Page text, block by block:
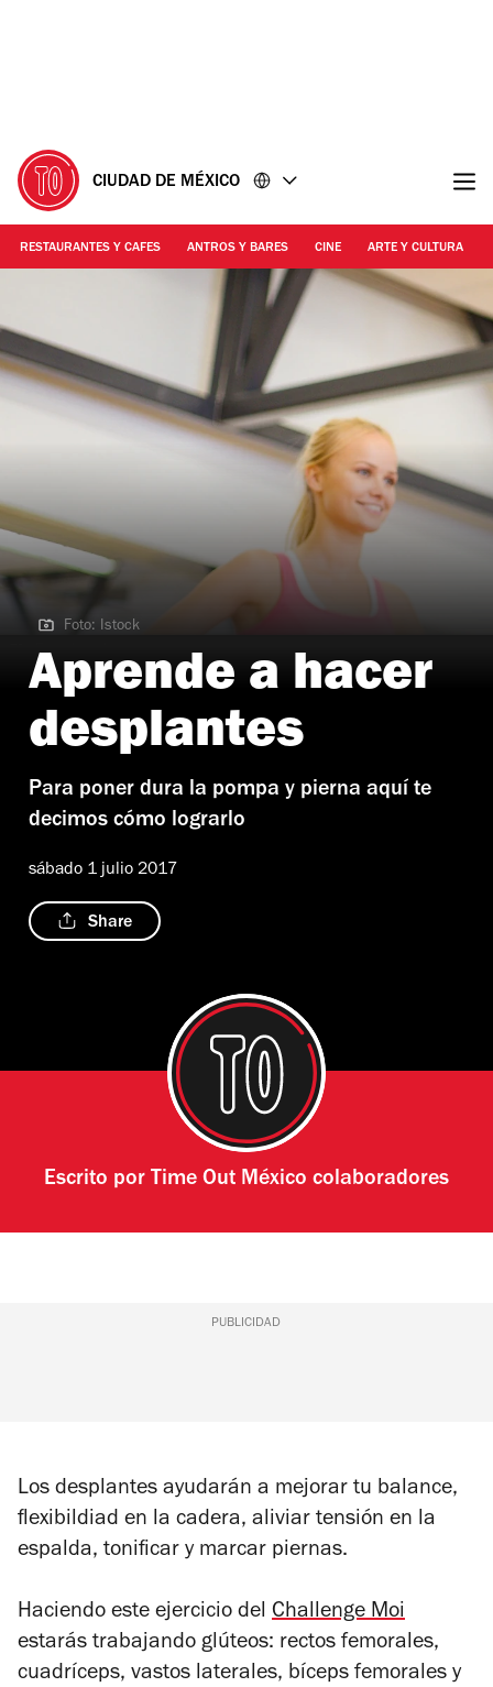
CIUDAD DE MÉXICO
RESTAURANTES Y CAFES ANTROS Y BARES CINE ARTE Y CULTURA
Foto: Istock
Foto: Istock
Aprende a hacer
desplantes
Para poner dura la pompa y pierna aquí te
decimos cómo lograrlo
sábado 1 julio 2017
Share
Escrito por Time Out México colaboradores
PUBLICIDAD
Los desplantes ayudarán a mejorar tu balance,
flexibildiad en la cadera, aliviar tensión en la
espalda, tonificar y marcar piernas.
Haciendo este ejercicio del Challenge Moi
estarás trabajando glúteos: rectos femorales,
cuadríceps, vastos laterales, bíceps femorales y